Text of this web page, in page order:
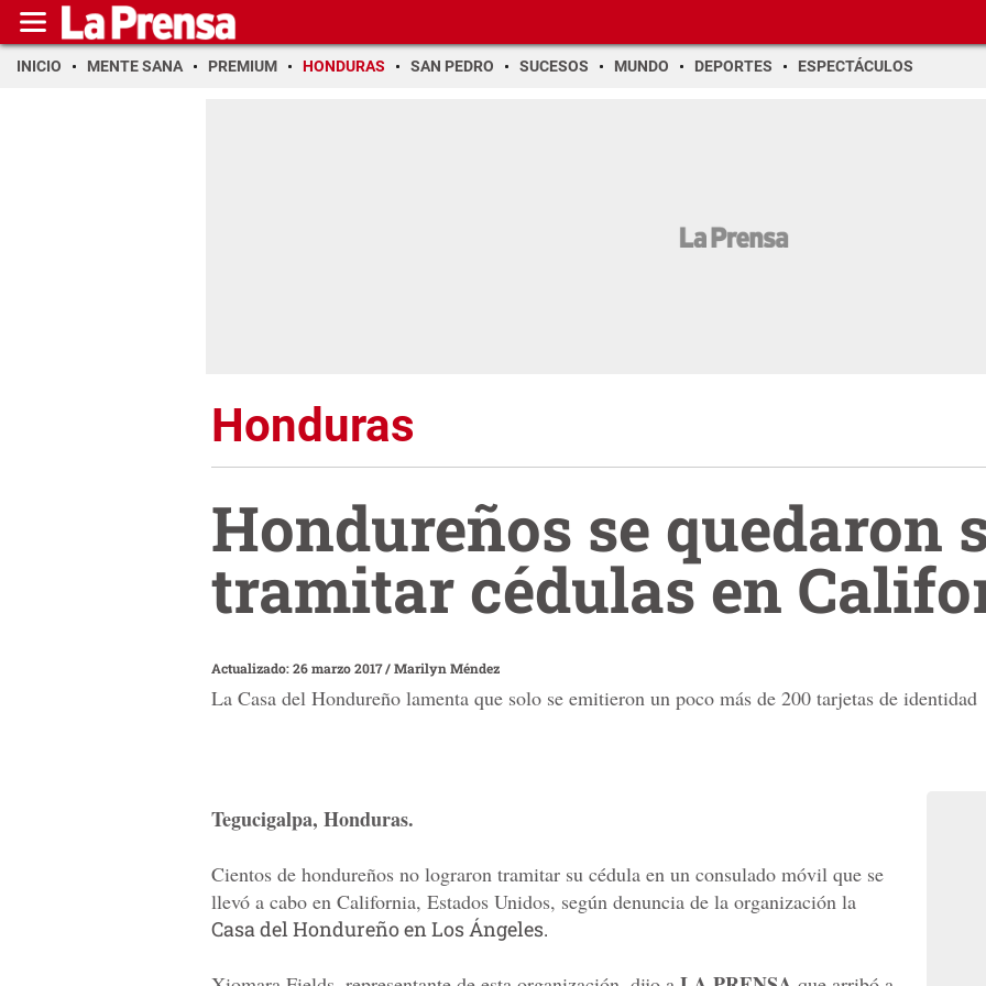
INICIO MENTE SANA PREMIUM HONDURAS SAN PEDRO SUCESOS MUNDO DEPORTES ESPECTÁCULOS
Honduras
Hondureños se quedaron
tramitar cédulas en
Actualizado: 26 marzo 2017/Marilyn Méndez
La Casa del Hondureño lamenta que solo se emitieron un poco más de 200 tarjetas de identidad
Tegucigalpa, Honduras.
Cientos de hondureños no lograron tramitar su cédula en un consulado móvil que se
llevó a cabo en California, Estados Unidos, según denuncia de la organización la
Casa del Hondureño en Los Ángeles.